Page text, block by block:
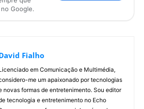
Google.
Fialho
em Comunicação e Multimédia,
me um apaixonado por tecnologias
novas formas de entretenimento. Sou editor
tecnologia e entretenimento no Echo